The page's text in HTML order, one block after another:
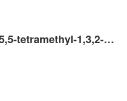
4-bromo-N-methyl-2-(4,4,5,5-tetramethyl-1,3,2-dioxaborolan-2-yl)benzamide